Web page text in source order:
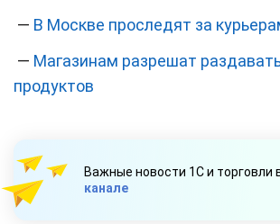
— В Москве проследят за
— Магазинам разрешат
продуктов
Важные новости 1С и торговли
канале